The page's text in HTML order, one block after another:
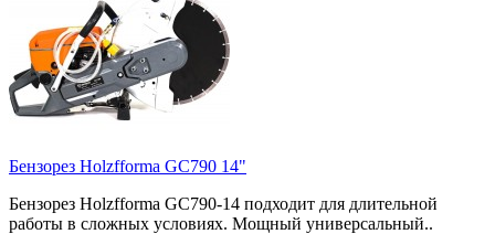
Бензорез Holzfforma GC790 14"
Бензорез Holzfforma GC790-14 подходит для длительной
работы в сложных условиях. Мощный универсальный..